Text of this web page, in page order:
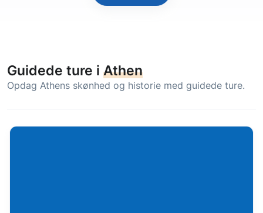
Guidede ture i Athen
Opdag Athens skønhed og historie med guidede ture.